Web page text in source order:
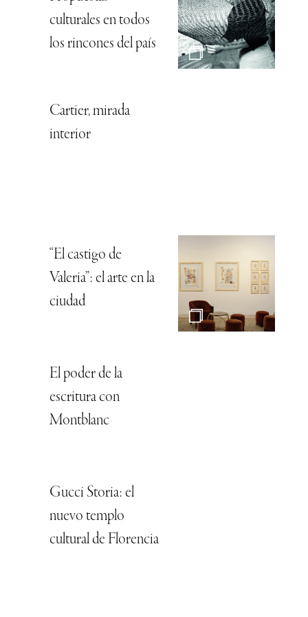
culturales en todos
los rincones del país
Cartier, mirada
interior
“El castigo de
Valeria”: el arte en la
ciudad
El poder de la
escritura con
Montblanc
Gucci Storia: el
nuevo templo
cultural de Florencia